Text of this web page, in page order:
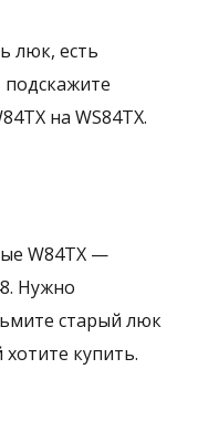
люк, есть
на WS84TX.
W84TX —
Нужно
старый люк
купить.